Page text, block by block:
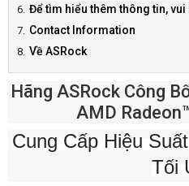
Để tìm hiểu thêm thông tin,
Contact Information
Về ASRock
Hãng ASRock Công
AMD
Cung Cấp Hiệu
Tối